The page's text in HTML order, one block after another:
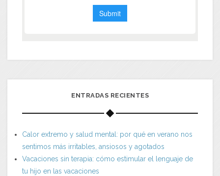
ENTRADAS RECIENTES
Calor extremo y salud mental: por qué en verano nos
sentimos más irritables, ansiosos y agotados
Vacaciones sin terapia: cómo estimular el lenguaje de
tu hijo en las vacaciones